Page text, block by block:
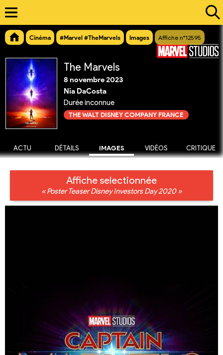
Cinéma #Marvel #TheMarvels Images Affiche n°12595
The Marvels
8 novembre 2023
Nia DaCosta
Durée inconnue
THE WALT DISNEY COMPANY FRANCE
ACTU DÉTAILS IMAGES VIDÉOS CRITIQUE
Affiche selectionnée
« Poster Teaser Disney Investors Day 2020 »